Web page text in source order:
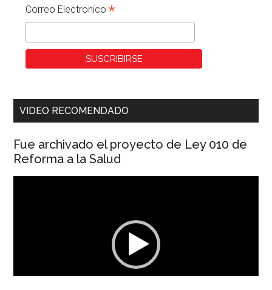
Correo Electronico*
VIDEO RECOMENDADO
Fue archivado el proyecto de Ley 010 de
Reforma a la Salud